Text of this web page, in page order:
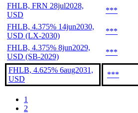
FHLB, FRN 28jul2028,
USD
***
FHLB, 4.375% 14jun2030,
USD (LX-2030)
***
FHLB, 4.375% 8jun2029,
USD (SB-2029)
***
FHLB, 4.625% 6aug2031,
USD
***
1
2